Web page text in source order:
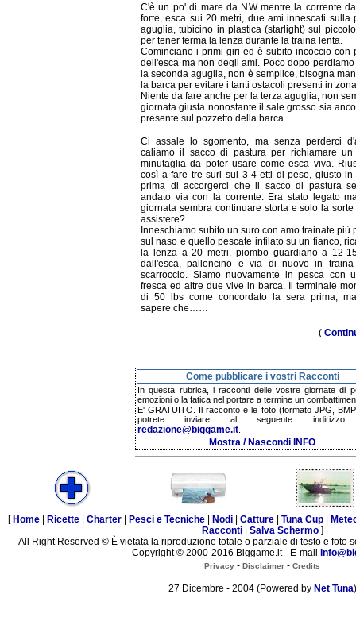
C'è un po' di mare da NW mentre la corrente
forte, esca sui 20 metri, due ami innescati sulla
aguglia, tubicino in plastica (starlight) sul
per tener ferma la lenza durante la traina lenta.
Cominciano i primi giri ed è subito incoccio con
dell'esca ma non degli ami. Poco dopo
la seconda aguglia, non è semplice, bisogna
la barca per evitare i tanti ostacoli presenti in
Niente da fare anche per la terza aguglia, non
giornata giusta nonostante il sale grosso sia
presente sul pozzetto della barca.
Ci assale lo sgomento, ma senza perderci
caliamo il sacco di pastura per richiamare
minutaglia da poter usare come esca viva.
così a fare tre suri sui 3-4 etti di peso, giusto in
prima di accorgerci che il sacco di pastura
andato via con la corrente. Era stato legato
giornata sembra continuare storta e solo la
assistere?
Inneschiamo subito un suro con amo trainate più
sul naso e quello pescate infilato su un fianco,
la lenza a 20 metri, piombo guardiano a 12-
dall'esca, palloncino e via di nuovo in traina
scarroccio. Siamo nuovamente in pesca con
fresca ed altre due vive in barca. Il terminale
di 50 lbs come concordato la sera prima,
sapere che……
(
Come pubblicare i vostri Racconti
In questa rubrica, i racconti delle vostre giornate di
emozioni o la fatica nel portare a termine un
E' GRATUITO. Il racconto e le foto (formato JPG,
potrete inviare al seguente indirizzo
redazione@biggame.it
Mostra / Nascondi INFO
[ Home Ricette Charter Pesci e Tecniche Nodi Catture Tuna Cup
Racconti| Salva Schermo]
All Right Reserved © È vietata la riproduzione totale o parziale di testo e foto
Copyright © 2000-2016 Biggame.it - E-mail
Privacy - Disclaimer - Credits
27 Dicembre - 2004 (Powered by Net Tuna)